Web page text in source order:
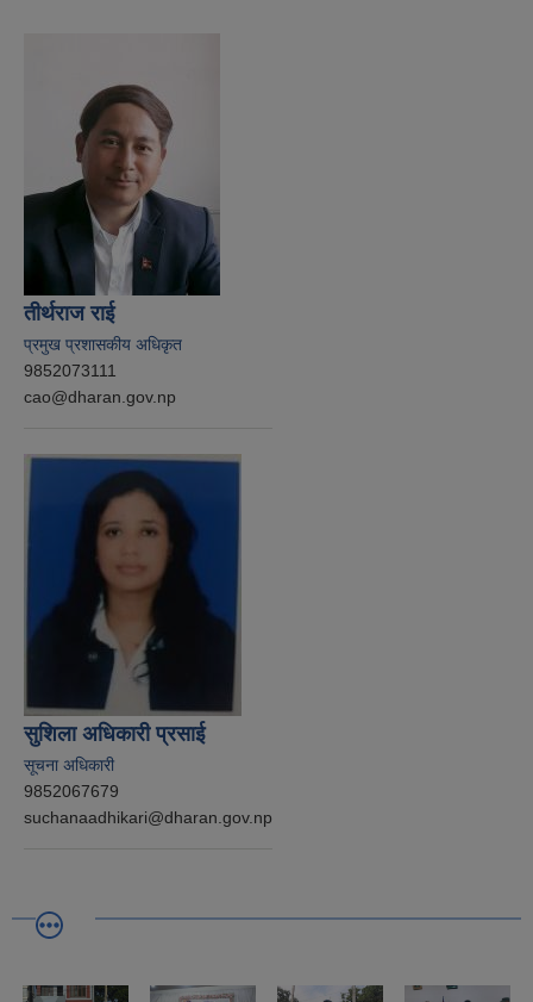
तीर्थराज राई
प्रमुख प्रशासकीय अधिकृत
9852073111
cao@dharan.gov.np
सुशिला अधिकारी प्रसाई
सूचना अधिकारी
9852067679
suchanaadhikari@dharan.gov.np